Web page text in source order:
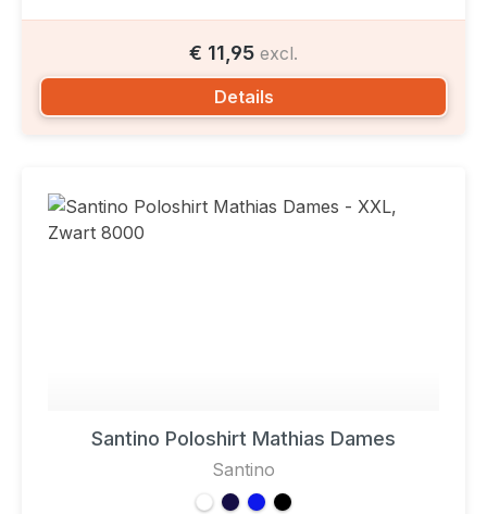
€ 11,95 excl.
Details
Santino Poloshirt Mathias Dames
Santino